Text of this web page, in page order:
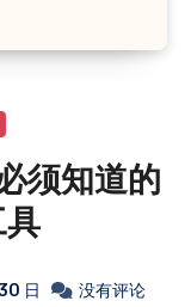
须知道的
具
日 没有评论